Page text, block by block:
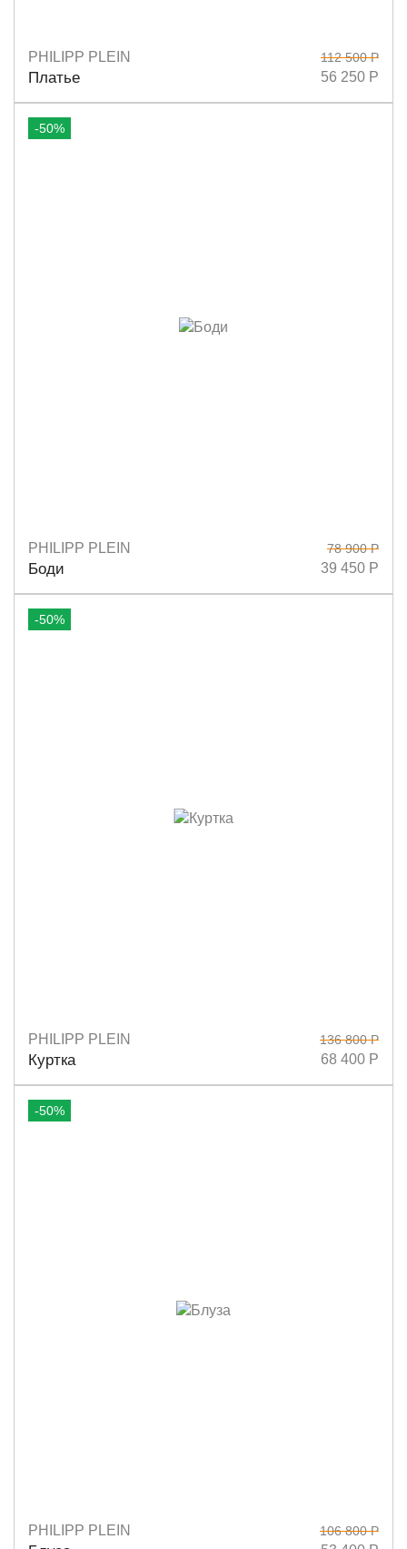
Размеры
PHILIPP PLEIN
Платье
112 500 Р
56 250 Р
-50%
Размеры
PHILIPP PLEIN
Боди
78 900 Р
39 450 Р
-50%
Размеры
PHILIPP PLEIN
Куртка
136 800 Р
68 400 Р
-50%
Размеры
PHILIPP PLEIN 106 800 Р